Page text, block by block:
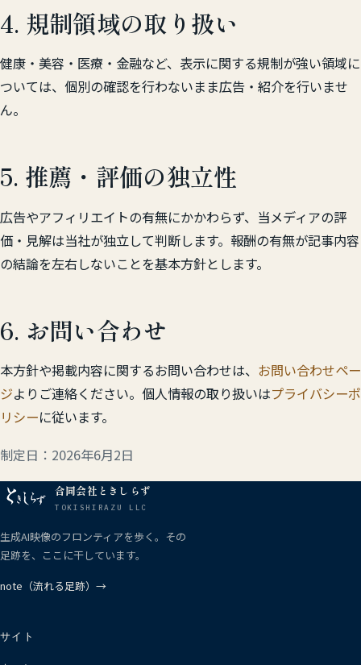
4. 規制領域の取り扱い
健康・美容・医療・金融など、表示に関する規制が強い領域に
ついては、個別の確認を行わないまま広告・紹介を行いませ
ん。
5. 推薦・評価の独立性
広告やアフィリエイトの有無にかかわらず、当メディアの評
価・見解は当社が独立して判断します。報酬の有無が記事内容
の結論を左右しないことを基本方針とします。
6. お問い合わせ
本方針や掲載内容に関するお問い合わせは、 お問い合わせペー
ジよりご連絡ください。個人情報の取り扱いはプライバシーポ
リシーに従います。
制定日：2026年6月2日
合同会社ときしらず
TOKISHIRAZU LLC
生成AI映像のフロンティアを歩く。その
足跡を、ここに干しています。
note（流れる足跡）→
サイト